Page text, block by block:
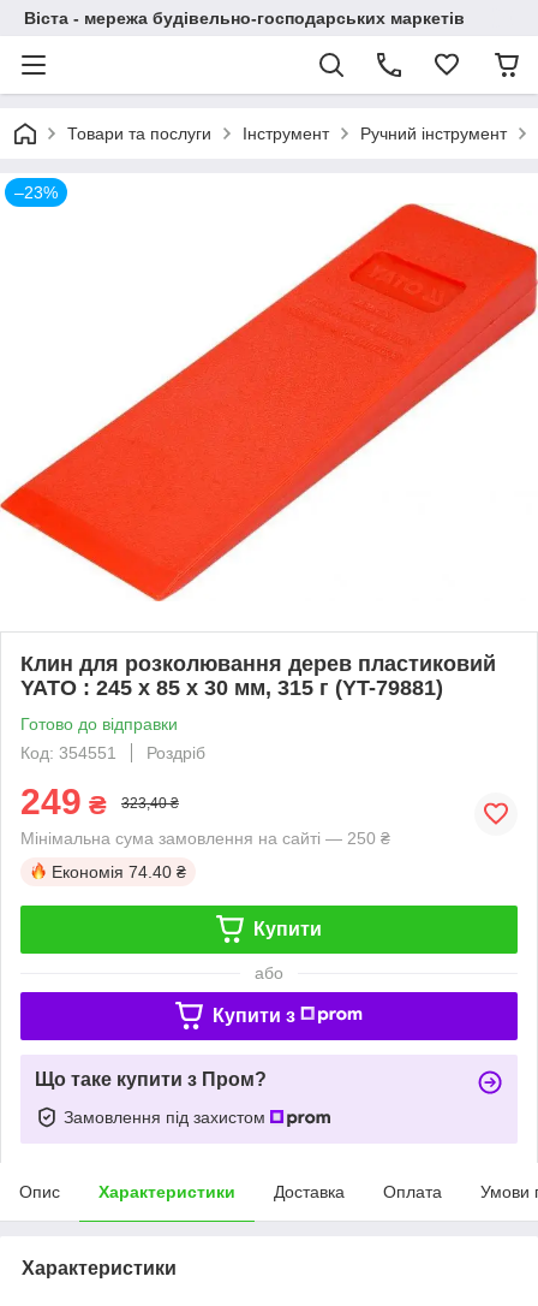
Віста - мережа будівельно-господарських маркетів
Товари та послуги Інструмент Ручний інструмент
–23%
Клин для розколювання дерев пластиковий
YATO : 245 x 85 x 30 мм, 315 г (YT-79881)
Готово до відправки
Код: 354551
Роздріб
249 ₴ 323,40 ₴
Мінімальна сума замовлення на сайті — 250 ₴
Економія 74.40 ₴
Купити
або
Купити з
Що таке купити з Пром?
Замовлення під захистом
Опис Характеристики Доставка Оплата Умови
Характеристики